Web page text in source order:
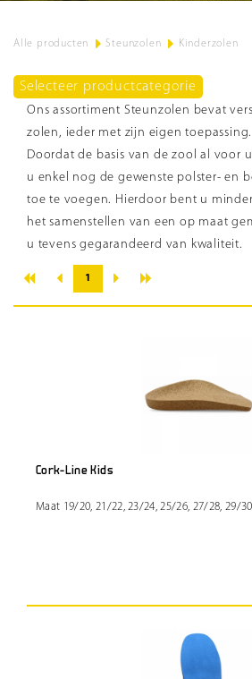
Alle producten > Steunzolen > Kinderzolen
Selecteer productcategorie
Ons assortiment Steunzolen bevat
zolen, ieder met zijn eigen toepassing.
Doordat de basis van de zool al voor
u enkel nog de gewenste polster- en
toe te voegen. Hierdoor bent u
het samenstellen van een op maat
u tevens gegarandeerd van kwaliteit.
« ‹ 1 › »
Cork-Line Kids
Maat 19/20, 21/22, 23/24, 25/26, 27/28, 29/